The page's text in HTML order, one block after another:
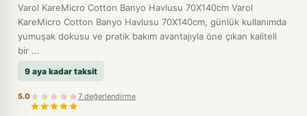
Varol KareMicro Cotton Banyo Havlusu 70X140cm Varol
KareMicro Cotton Banyo Havlusu 70X140cm, günlük kullanımda
yumuşak dokusu ve pratik bakım avantajıyla öne çıkan kaliteli
bir ...
9 aya kadar taksit
5.0 7 değerlendirme